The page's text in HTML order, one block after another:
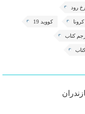
رود
کرونا کووید 19
کتاب